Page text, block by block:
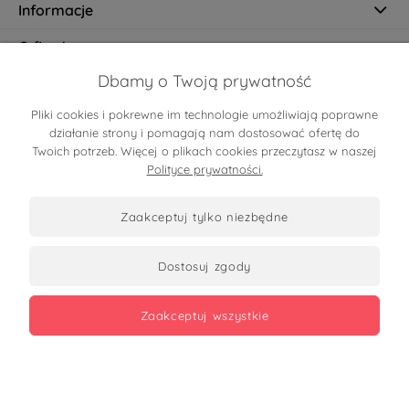
Informacje
O firmie
Certyfikaty
Dbamy o Twoją prywatność
Pliki cookies i pokrewne im technologie umożliwiają poprawne
działanie strony i pomagają nam dostosować ofertę do
Twoich potrzeb. Więcej o plikach cookies przeczytasz w naszej
Polityce prywatności.
zaakceptuj tylko niezbędne
dostosuj zgody
zaakceptuj wszystkie